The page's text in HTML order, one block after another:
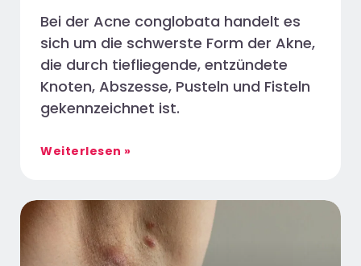
Bei der Acne conglobata handelt es
sich um die schwerste Form der Akne,
die durch tiefliegende, entzündete
Knoten, Abszesse, Pusteln und Fisteln
gekennzeichnet ist.
Weiterlesen »